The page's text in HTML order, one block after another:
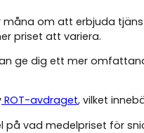
måna om att erbjuda
priset att variera.
ge dig ett mer
ROT-avdraget, vilket
på vad medelpriset för